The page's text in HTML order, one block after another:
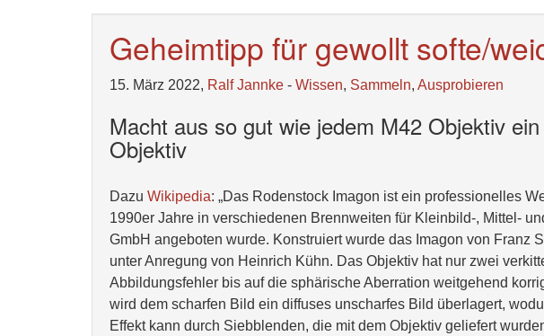
Geheimtipp für gewollt softe/
15. März 2022, Ralf Jannke - Wissen, Sammeln, Ausprobieren
Macht aus so gut wie jedem M42 Objektiv
Objektiv
Dazu Wikipedia: „Das Rodenstock Imagon ist ein professionelles
1990er Jahre in verschiedenen Brennweiten für Kleinbild-, Mittel-
GmbH angeboten wurde. Konstruiert wurde das Imagon von Franz
unter Anregung von Heinrich Kühn. Das Objektiv hat nur zwei
Abbildungsfehler bis auf die sphärische Aberration weitgehend
wird dem scharfen Bild ein diffuses unscharfes Bild überlagert,
Effekt kann durch Siebblenden, die mit dem Objektiv geliefert